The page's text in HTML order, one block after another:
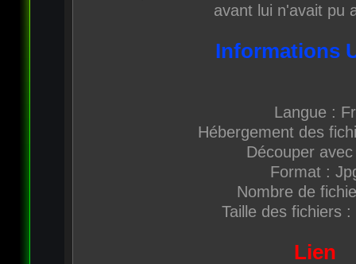
avant lui n'avait pu
Informations
Langue : Fr
Hébergement des
Découper
Format :
Nombre de
Taille des fichiers
Lien